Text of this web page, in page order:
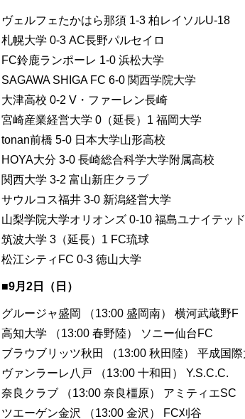
ヴェルフェたかはら那須 1-3 柏レイソルU-18
札幌大学 0-3 AC長野パルセイロ
FC鈴鹿ランポーレ 1-0 浜松大学
SAGAWA SHIGA FC 6-0 関西学院大学
大津高校 0-2 V・ファーレン長崎
宮崎産業経営大学 0（延長）1 福岡大学
tonan前橋 5-0 日本大学山形高校
HOYA大分 3-0 長崎総合科学大学附属高校
関西大学 3-2 富山新庄クラブ
サウルコス福井 3-0 新潟経営大学
山梨学院大学オリオンズ 0-10 福島ユナイテッ
筑波大学 3（延長）1 FC琉球
松江シティFC 0-3 徳山大学
■9月2日（日）
グルージャ盛岡 （13:00 盛岡南） 横河武蔵野F
高知大学 （13:00 春野陸） ソニー仙台FC
ブラウブリッツ秋田 （13:00 秋田陸） 平成国際
ヴァンラーレ八戸 （13:00 十和田） Y.S.C.C.
奈良クラブ （13:00 奈良橿原） アミティエSC
ツエーゲン金沢 （13:00 金沢） FC刈谷